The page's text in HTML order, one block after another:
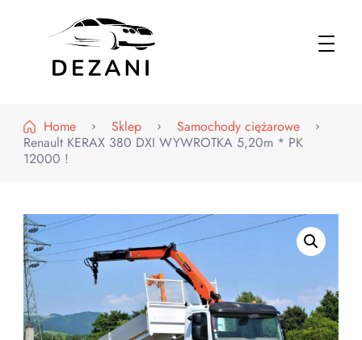
Home
Sklep
Samochody ciężarowe
Renault KERAX 380 DXI WYWROTKA 5,20m * PK
12000 !